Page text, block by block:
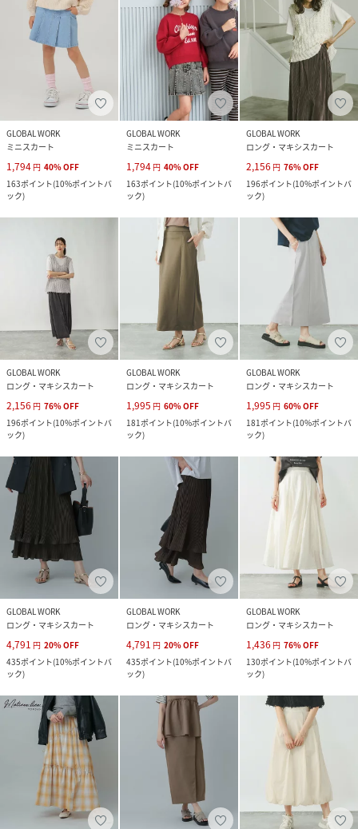
GLOBAL WORK
ミニスカート
1,794 円 40%OFF
163ポイント(10%ポイントバ
ック)
GLOBAL WORK
ミニスカート
1,794 円 40%OFF
163ポイント(10%ポイントバ
ック)
GLOBAL WORK
ロング・マキシスカート
2,156 円 76%OFF
196ポイント(10%ポイントバ
ック)
GLOBAL WORK
ロング・マキシスカート
2,156 円 76%OFF
196ポイント(10%ポイントバ
ック)
GLOBAL WORK
ロング・マキシスカート
1,995 円 60%OFF
181ポイント(10%ポイントバ
ック)
GLOBAL WORK
ロング・マキシスカート
1,995 円 60%OFF
181ポイント(10%ポイントバ
ック)
GLOBAL WORK
ロング・マキシスカート
4,791 円 20%OFF
435ポイント(10%ポイントバ
ック)
GLOBAL WORK
ロング・マキシスカート
4,791 円 20%OFF
435ポイント(10%ポイントバ
ック)
GLOBAL WORK
ロング・マキシスカート
1,436 円 76%OFF
130ポイント(10%ポイントバ
ック)